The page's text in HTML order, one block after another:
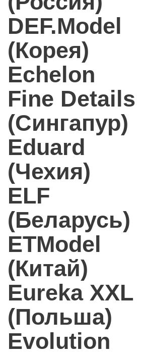
DEF.Model
(Корея)
Echelon
Fine Details
(Сингапур)
Eduard
(Чехия)
ELF
(Беларусь)
ETModel
(Китай)
Eureka XXL
(Польша)
Evolution